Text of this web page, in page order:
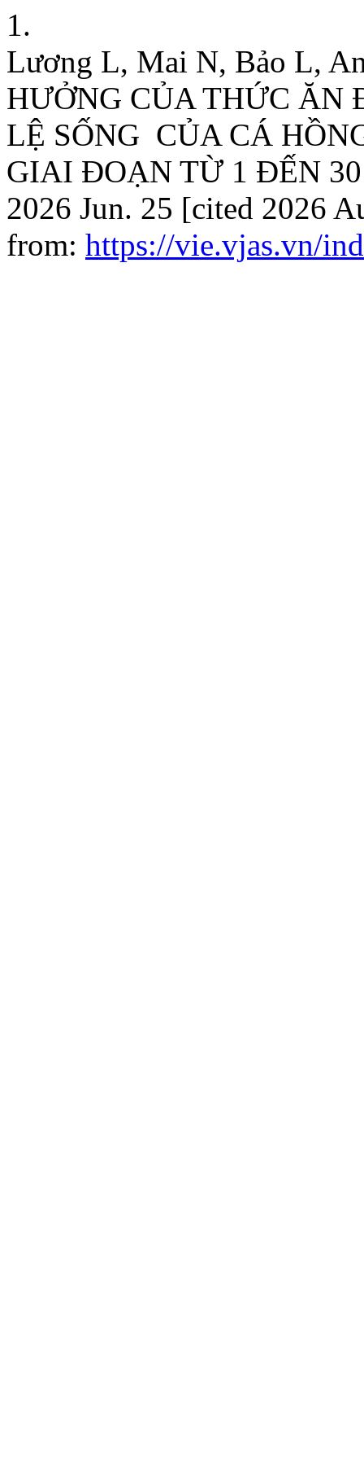
1.
Lương L, Mai N, Bảo L,
HƯỞNG CỦA THỨC ĂN
LỆ SỐNG CỦA CÁ
GIAI ĐOẠN TỪ 1 ĐẾN
2026 Jun. 25 [cited 2026
from: https://vie.vjas.vn/